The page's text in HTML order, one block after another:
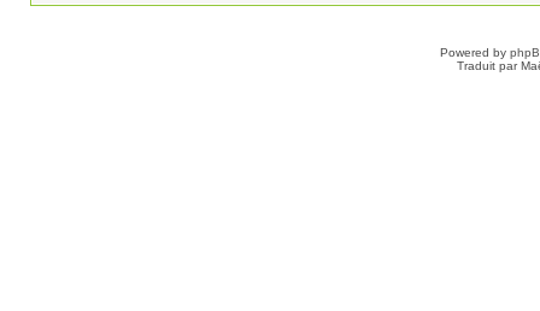
Powered by
Traduit par